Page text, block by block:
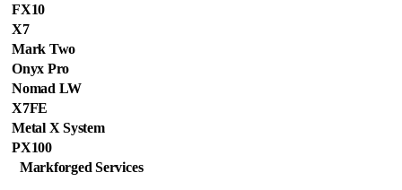
FX10
X7
Mark Two
Onyx Pro
Nomad LW
X7FE
Metal X System
PX100
Markforged Services